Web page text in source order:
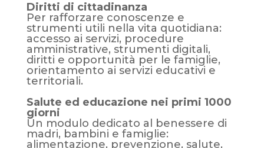
Diritti di cittadinanza
Per rafforzare conoscenze e
strumenti utili nella vita quotidiana:
accesso ai servizi, procedure
amministrative, strumenti digitali,
diritti e opportunità per le famiglie,
orientamento ai servizi educativi e
territoriali.
Salute ed educazione nei primi 1000
giorni
Un modulo dedicato al benessere di
madri, bambini e famiglie:
alimentazione, prevenzione, salute,